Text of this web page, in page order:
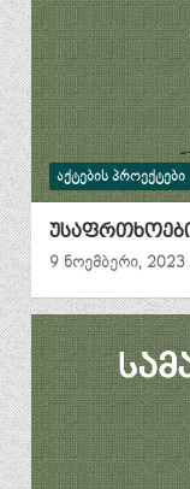
ᲐᲥᲢᲔᲑᲘᲡ ᲞᲠᲝᲔᲥᲢᲔᲑᲘ
9 ნოემბერი, 2023